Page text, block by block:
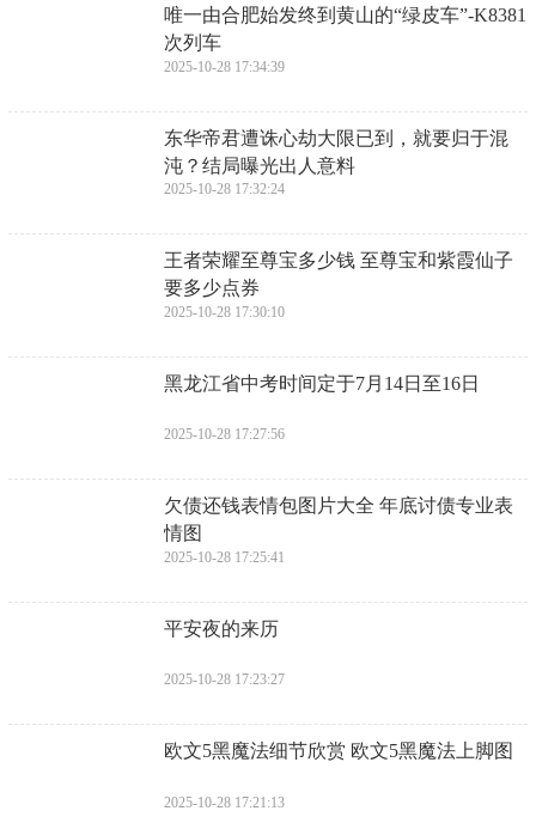
​唯一由合肥始发终到黄山的“绿皮车”-K8381
次列车
2025-10-28 17:34:39
​东华帝君遭诛心劫大限已到，就要归于混
沌？结局曝光出人意料
2025-10-28 17:32:24
​王者荣耀至尊宝多少钱 至尊宝和紫霞仙子
要多少点券
2025-10-28 17:30:10
​黑龙江省中考时间定于7月14日至16日
2025-10-28 17:27:56
​欠债还钱表情包图片大全 年底讨债专业表
情图
2025-10-28 17:25:41
​平安夜的来历
2025-10-28 17:23:27
​欧文5黑魔法细节欣赏 欧文5黑魔法上脚图
2025-10-28 17:21:13